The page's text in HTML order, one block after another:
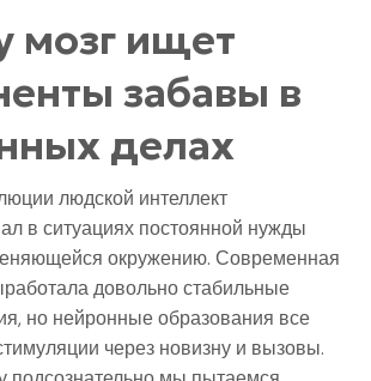
мозг ищет
забавы в
делах
людской интеллект
в ситуациях постоянной нужды
окружению. Современная
довольно стабильные
но нейронные образования все
через новизну и вызовы.